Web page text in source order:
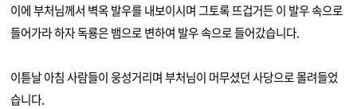
이에 부처님께서 벽옥 발우를 내보이시며 그토록 뜨겁거든 이 발우 속으로
들어가라 하자 독룡은 뱀으로 변하여 발우 속으로 들어갔습니다.
이튿날 아침 사람들이 웅성거리며 부처님이 머무셨던 사당으로 몰려들었
습니다.